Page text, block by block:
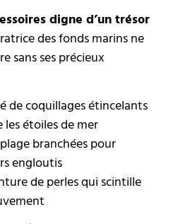
digne d’un trésor
des fonds marins ne
sans ses précieux
de coquillages étincelants
étoiles de mer
branchées pour
engloutis
de perles qui scintille